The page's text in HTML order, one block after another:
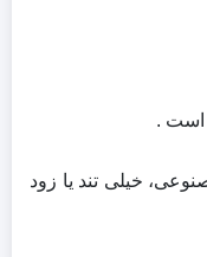
است .
خیلی تند یا زود